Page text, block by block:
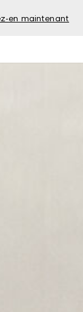
en maintenant